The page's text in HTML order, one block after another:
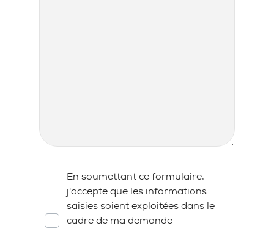
*En soumettant ce formulaire,
j'accepte que les informations
saisies soient exploitées dans le
cadre de ma demande